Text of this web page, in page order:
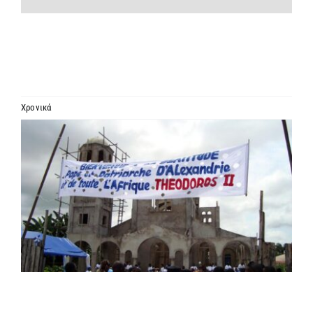
ΕΝΗΜΕΡΩΣΗ
ΣΥΝΔΕΣΕΙΣ
Χρονικά
Προβολή
μεγαλύτερης
εικόνας